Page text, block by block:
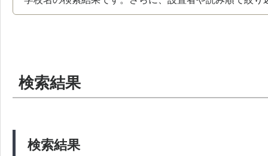
検索結果
検索結果